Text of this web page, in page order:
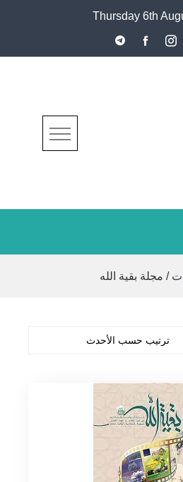
Thursday 6th
/ مجلة بقية الله